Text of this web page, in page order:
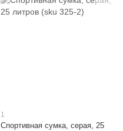
1
Спортивная сумка, серая, 25